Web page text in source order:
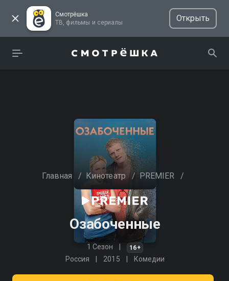
Смотрёшка
ТВ, фильмы и сериалы
Открыть
Главная / Кинотеатр / PREMIER /
Озабоченные
1 Сезон 16+
Россия 2015 Комедии